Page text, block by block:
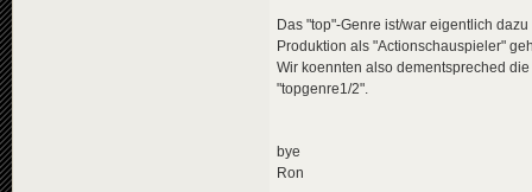
Das "top"-Genre ist/war eigentlich
Produktion als "Actionschauspieler"
Wir koennten also dementspreched
"topgenre1/2".
bye
Ron